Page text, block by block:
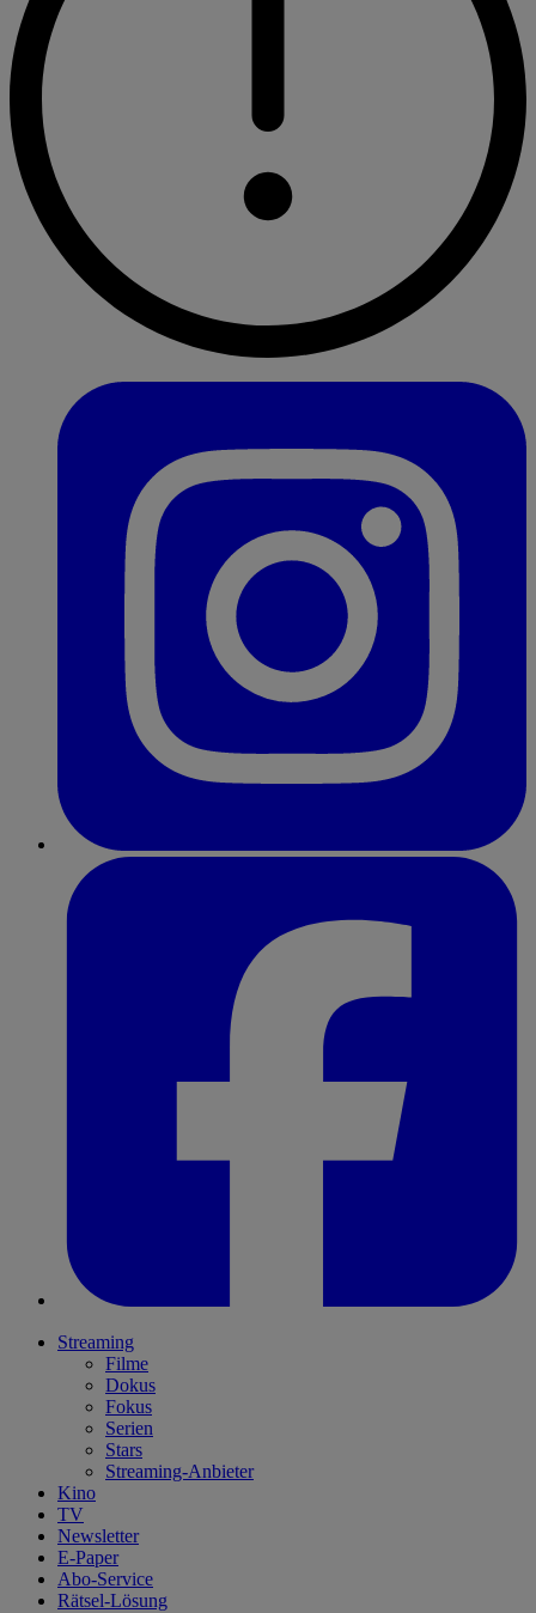
Streaming
Filme
Dokus
Fokus
Serien
Stars
Streaming-Anbieter
Kino
TV
Newsletter
E-Paper
Abo-Service
Rätsel-Lösung